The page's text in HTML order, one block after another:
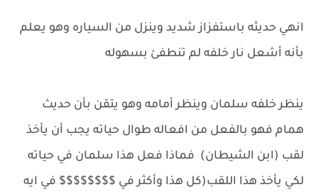
انهي حديثه باستفزاز شديد وينزل من السياره وهو يعلم
بأنه أشعل نار خلفه لم تنطفئ بسهوله
ينظر خلفه سلمان وينظر أمامه وهو يتقن بأن حديث
همام فهو بالفعل من افعاله طوال حياته يجب أن يأخذ
لقب (ابن الشيطان) فماذا فعل هذا سلمان في حياته
لكي يأخذ هذا اللقب(كل هذا وأكثر في $$$$$$$$ في ايه